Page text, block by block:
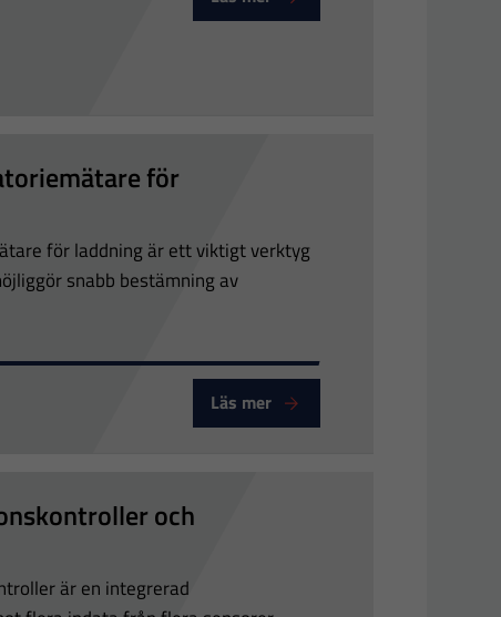
- StreamerSense
för
för laddning är ett viktigt verktyg
snabb bestämning av
ChargeSense
Läs mer
och
är en integrerad